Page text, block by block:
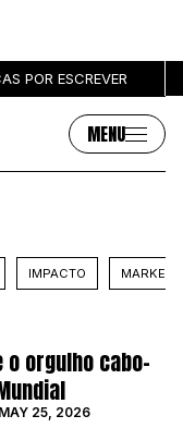
POR ESCREVER
MENU
IMPACTO
o orgulho cabo-
MAY 25, 2026